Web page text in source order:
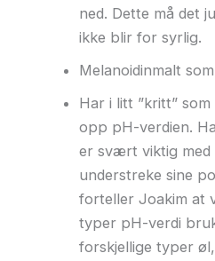
ned. Dette må det
ikke blir for syrlig.
Melanoidinmalt
Har i litt ”kritt”
opp pH-verdien.
er svært viktig med
understreke sine
forteller Joakim at
typer pH-verdi
forskjellige typer